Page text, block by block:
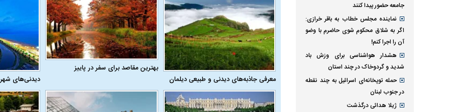
معرفی جاذبه‌های دیدنی و طبیعی دیلمان
بهترین مقاصد برای سفر در پاییز
دیدنی‌های
جامعه حضور پیدا کنند
نماینده مجلس خطاب به باقر خرازی:
اگر به شلاق محکوم شوی حاضرم با وضو
آن را اجرا کنم!
هشدار هواشناسی برای وزش باد
شدید و گردوخاک در چند استان
حمله توپخانه‌ای اسرائیل به چند نقطه
در جنوب لبنان
ژیلا هدائی درگذشت